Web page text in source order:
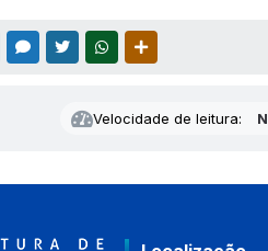
FACEBOOKMESSENGER
TWITTERWHATSAPP
Velocidade de leitura: